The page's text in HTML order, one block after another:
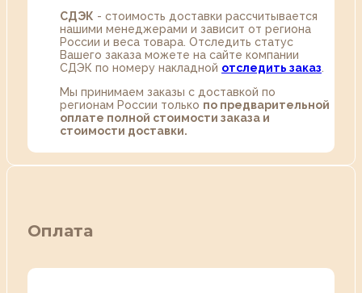
СДЭК - стоимость доставки рассчитывается
нашими менеджерами и зависит от региона
России и веса товара. Отследить статус
Вашего заказа можете на сайте компании
СДЭК по номеру накладной отследить заказ
Мы принимаем заказы с доставкой по
регионам России только по предварительной
оплате полной стоимости заказа и
стоимости доставки.
Оплата